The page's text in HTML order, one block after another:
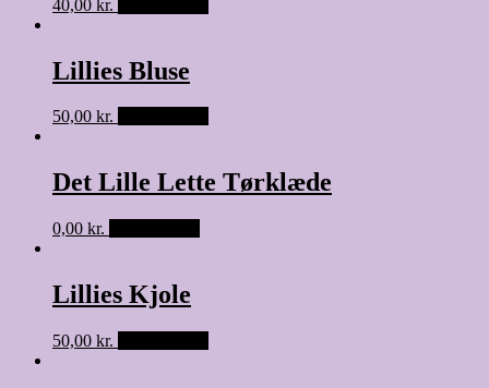
40,00 kr.
Lillies Bluse
50,00 kr.
Det Lille Lette Tørklæde
0,00 kr.
Lillies Kjole
50,00 kr.